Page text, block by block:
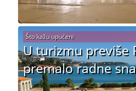
U turizmu previše
premalo radne
Što kažu upućeni